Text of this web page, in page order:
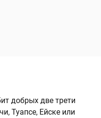
добрых две трети
Туапсе, Ейске или